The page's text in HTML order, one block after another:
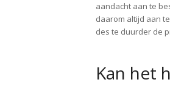
aandacht aan te
daarom altijd aan
des te duurder de
Kan het